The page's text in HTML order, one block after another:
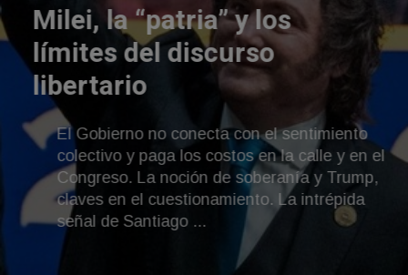
Milei, la “patria” y los
límites del discurso
libertario
El Gobierno no conecta con el sentimiento
colectivo y paga los costos en la calle y en el
Congreso. La noción de soberanía y Trump,
claves en el cuestionamiento. La intrépida
señal de Santiago ...